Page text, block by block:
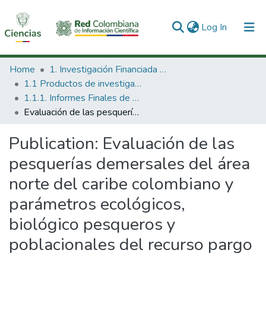
Log In (current)
Communities & Collections
All of DSpace
Statistics
Home
1. Investigación Financiada con Recursos Públicos
1.1 Productos de investigación
1.1.1. Informes Finales de Proyectos de Investigación
Evaluación de las pesquerías demersales del área norte del caribe colombiano y parámetros ecológicos, biológico pesqueros y poblacionales del recurso pargo
Publication: Evaluación de las
pesquerías demersales del área
norte del caribe colombiano y
parámetros ecológicos,
biológico pesqueros y
poblacionales del recurso pargo